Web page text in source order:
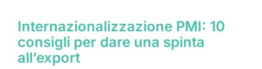
Internazionalizzazione PMI: 10
consigli per dare una spinta
all’export